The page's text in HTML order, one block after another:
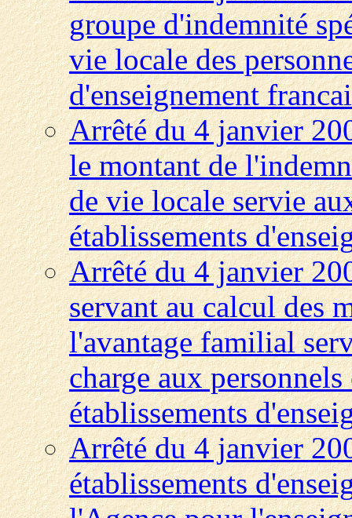
groupe d'indemnité
vie locale des
d'enseignement
Arrêté du 4 janvier
le montant de
de vie locale servie
établissements
Arrêté du 4 janvier
servant au calcul des
l'avantage familial
charge aux
établissements
Arrêté du 4 janvier
établissements